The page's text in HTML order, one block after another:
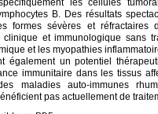
B. Des résultats
formes sévères et réfractaires
et immunologique sans
et les myopathies
également un potentiel
immunitaire dans les tissus
maladies auto-immunes
pas actuellement de